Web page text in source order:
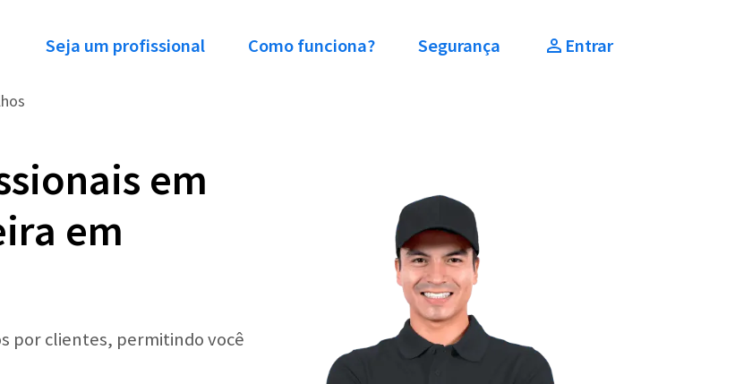
Seja um profissional Como funciona? Segurança Entrar
em
em
por clientes, permitindo você